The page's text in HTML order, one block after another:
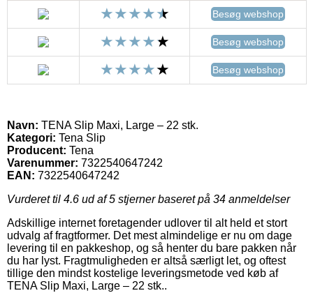
Besøg webshop
Besøg webshop
Besøg webshop
Navn: TENA Slip Maxi, Large – 22 stk.
Kategori: Tena Slip
Producent: Tena
Varenummer: 7322540647242
EAN: 7322540647242
Vurderet til 4.6 ud af 5 stjerner baseret på 34 anmeldelser
Adskillige internet foretagender udlover til alt held et stort
udvalg af fragtformer. Det mest almindelige er nu om dage
levering til en pakkeshop, og så henter du bare pakken når
du har lyst. Fragtmuligheden er altså særligt let, og oftest
tillige den mindst kostelige leveringsmetode ved køb af
TENA Slip Maxi, Large – 22 stk..